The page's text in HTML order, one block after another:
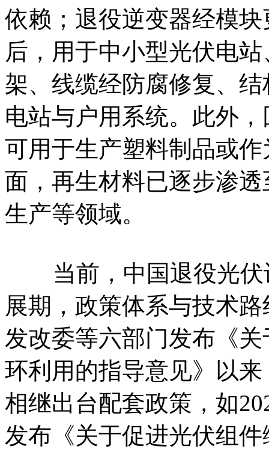
依赖；退役逆变器经模
后，用于中小型光伏电
架、线缆经防腐修复、
电站与户用系统。此外
可用于生产塑料制品或
面，再生材料已逐步渗
生产等领域。
当前，中国退役光伏
展期，政策体系与技术
发改委等六部门发布《
环利用的指导意见》以
相继出台配套政策，如
发布《关于促进光伏组